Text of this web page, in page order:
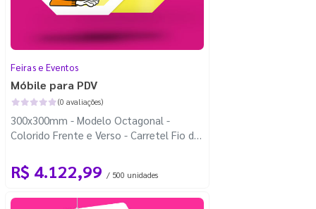
Feiras e Eventos
Móbile para PDV
(0 avaliações)
300x300mm - Modelo Octagonal -
Colorido Frente e Verso - Carretel Fio de
R$ 4.122,99 / 500 unidades